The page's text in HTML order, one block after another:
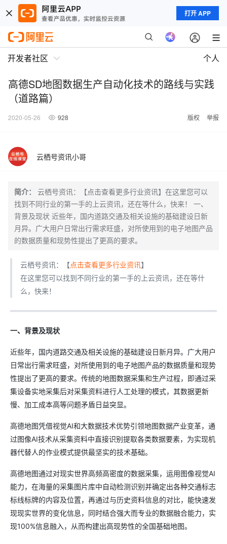
打开 APP
开发者社区 个人
高德SD地图数据生产自动化技术的路线与实践
（道路篇）
2020-05-26 928 版权 举报
云栖号资讯小哥
简介：
云栖号资讯：【点击查看更多行业资讯】在这里您可以
找到不同行业的第一手的上云资讯，还在等什么，快来！ 一、
背景及现状 近些年，国内道路交通及相关设施的基础建设日新
月异。广大用户日常出行需求旺盛，对所使用到的电子地图产品
的数据质量和现势性提出了更高的要求。
云栖号资讯：【点击查看更多行业资讯】
在这里您可以找到不同行业的第一手的上云资讯，还在等什
么，快来！
一、背景及现状
近些年，国内道路交通及相关设施的基础建设日新月异。广大用户
日常出行需求旺盛，对所使用到的电子地图产品的数据质量和现势
性提出了更高的要求。传统的地图数据采集和生产过程，即通过采
集设备实地采集后对采集资料进行人工处理的模式，其数据更新
慢、加工成本高等问题矛盾日益突显。
高德地图凭借视觉AI和大数据技术优势引领地图数据产业变革，通
过图像AI技术从采集资料中直接识别提取各类数据要素，为实现机
器代替人的作业模式提供最坚实的技术基础。
高德地图通过对现实世界高频高密度的数据采集，运用图像视觉AI
能力，在海量的采集图片库中自动检测识别并确定出各种交通标志
标线标牌的内容及位置，再通过与历史资料信息的对比，能快速发
现现实世界的变化信息，同时结合强大而专业的数据融合能力，实
现100%信息融入，从而构建出高现势性的全国基础地图。